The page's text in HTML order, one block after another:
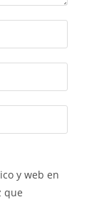
y web en
que